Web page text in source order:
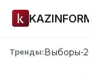
Тренды:Выборы-